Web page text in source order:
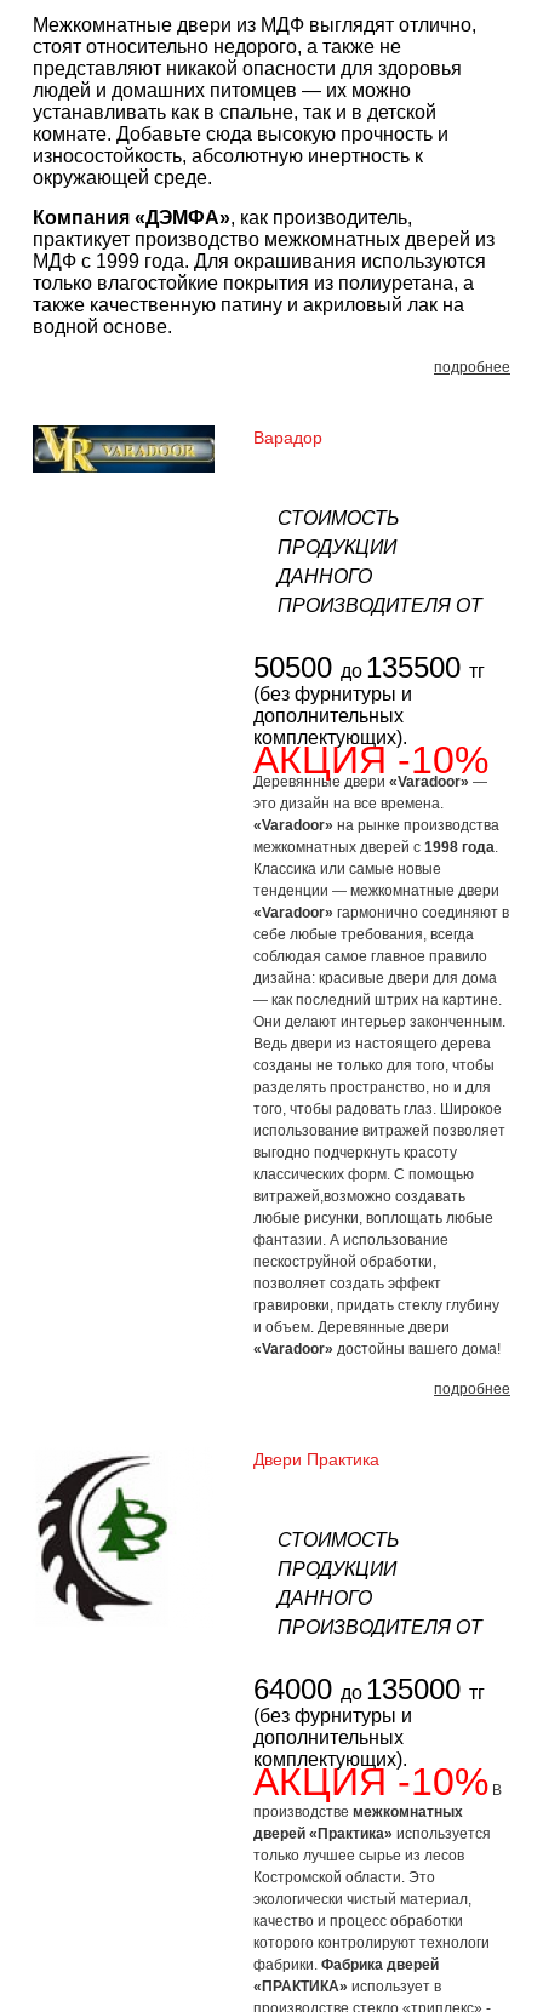
Межкомнатные двери из МДФ выглядят отлично,
стоят относительно недорого, а также не
представляют никакой опасности для здоровья
людей и домашних питомцев — их можно
устанавливать как в спальне, так и в детской
комнате. Добавьте сюда высокую прочность и
износостойкость, абсолютную инертность к
окружающей среде.
Компания «ДЭМФА», как производитель,
практикует производство межкомнатных дверей из
МДФ с 1999 года. Для окрашивания используются
только влагостойкие покрытия из полиуретана, а
также качественную патину и акриловый лак на
водной основе.
подробнее
Варадор
СТОИМОСТЬ
ПРОДУКЦИИ
ДАННОГО
ПРОИЗВОДИТЕЛЯ ОТ
50500 до 135500 тг
(без фурнитуры и
дополнительных
комплектующих).
АКЦИЯ -10%
Деревянные двери «Varadoor» —
это дизайн на все времена.
«Varadoor» на рынке производства
межкомнатных дверей с 1998 года.
Классика или самые новые
тенденции — межкомнатные двери
«Varadoor» гармонично соединяют в
себе любые требования, всегда
соблюдая самое главное правило
дизайна: красивые двери для дома
— как последний штрих на картине.
Они делают интерьер законченным.
Ведь двери из настоящего дерева
созданы не только для того, чтобы
разделять пространство, но и для
того, чтобы радовать глаз. Широкое
использование витражей позволяет
выгодно подчеркнуть красоту
классических форм. С помощью
витражей,возможно создавать
любые рисунки, воплощать любые
фантазии. А использование
пескоструйной обработки,
позволяет создать эффект
гравировки, придать стеклу глубину
и объем. Деревянные двери
«Varadoor» достойны вашего дома!
подробнее
Двери Практика
СТОИМОСТЬ
ПРОДУКЦИИ
ДАННОГО
ПРОИЗВОДИТЕЛЯ ОТ
64000 до 135000 тг
(без фурнитуры и
дополнительных
комплектующих).
АКЦИЯ -10% В
производстве межкомнатных
дверей «Практика» используется
только лучшее сырье из лесов
Костромской области. Это
экологически чистый материал,
качество и процесс обработки
которого контролируют технологи
фабрики. Фабрика дверей
«ПРАКТИКА» использует в
производстве стекло «триплекс» -